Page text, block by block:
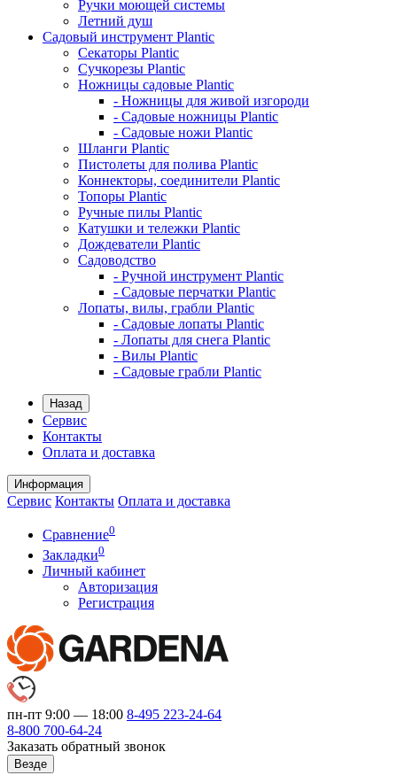
Ручки моющей системы
Летний душ
Садовый инструмент Plantic
Секаторы Plantic
Сучкорезы Plantic
Ножницы садовые Plantic
- Ножницы для живой изгороди
- Садовые ножницы Plantic
- Садовые ножи Plantic
Шланги Plantic
Пистолеты для полива Plantic
Коннекторы, соединители Plantic
Топоры Plantic
Ручные пилы Plantic
Катушки и тележки Plantic
Дождеватели Plantic
Садоводство
- Ручной инструмент Plantic
- Садовые перчатки Plantic
Лопаты, вилы, грабли Plantic
- Садовые лопаты Plantic
- Лопаты для снега Plantic
- Вилы Plantic
- Садовые грабли Plantic
Назад
Сервис
Контакты
Оплата и доставка
Информация
Сервис Контакты Оплата и доставка
Сравнение0
Закладки0
Личный кабинет
Авторизация
Регистрация
пн-пт 9:00 — 18:00 8-495 223-24-64
8-800 700-64-24
Заказать обратный звонок
Везде